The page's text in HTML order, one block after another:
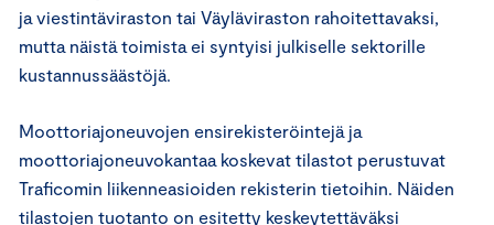
ja viestintäviraston tai Väyläviraston rahoitettavaksi,
mutta näistä toimista ei syntyisi julkiselle sektorille
kustannussäästöjä.
Moottoriajoneuvojen ensirekisteröintejä ja
moottoriajoneuvokantaa koskevat tilastot perustuvat
Traficomin liikenneasioiden rekisterin tietoihin. Näiden
tilastojen tuotanto on esitetty keskeytettäväksi